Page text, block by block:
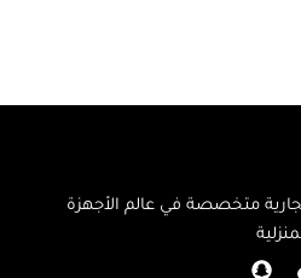
متخصصة في عالم الأجهزة